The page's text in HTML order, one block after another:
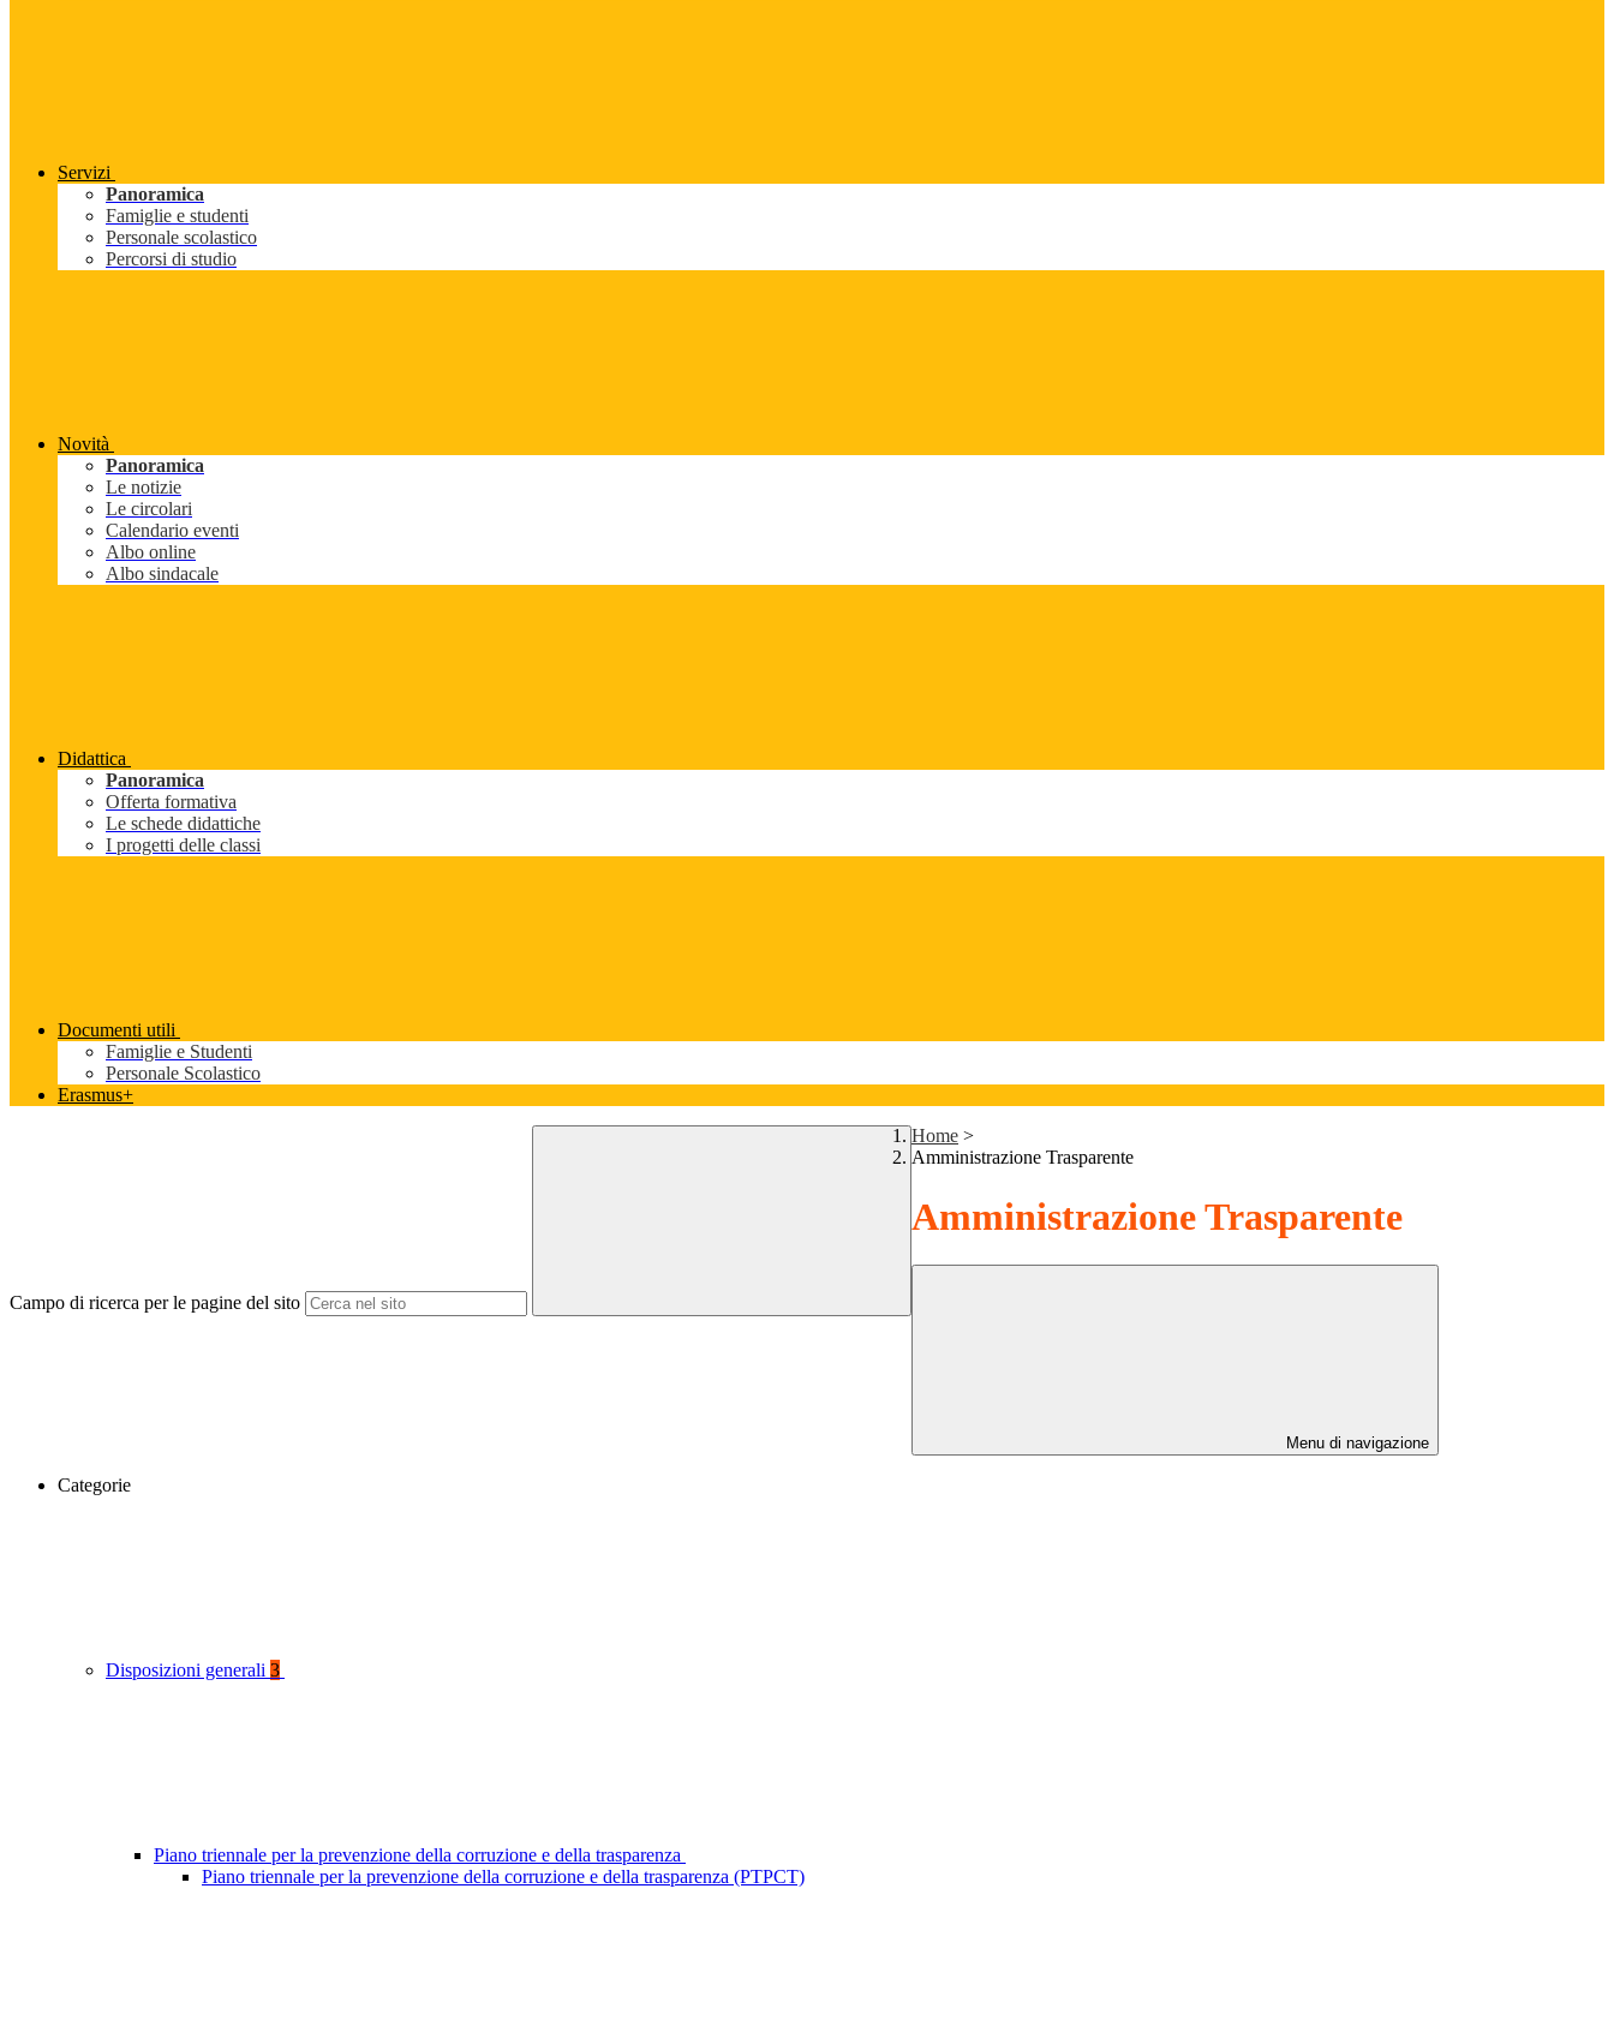
Servizi
Panoramica
Famiglie e studenti
Personale scolastico
Percorsi di studio
Novità
Panoramica
Le notizie
Le circolari
Calendario eventi
Albo online
Albo sindacale
Didattica
Panoramica
Offerta formativa
Le schede didattiche
I progetti delle classi
Documenti utili
Famiglie e Studenti
Personale Scolastico
Erasmus+
Campo di ricerca per le pagine del sito
Home >
Amministrazione Trasparente
Amministrazione Trasparente
Menu di navigazione
Categorie
Disposizioni generali 3
Piano triennale per la prevenzione della corruzione e della trasparenza
Piano triennale per la prevenzione della corruzione e della trasparenza (PTPCT)